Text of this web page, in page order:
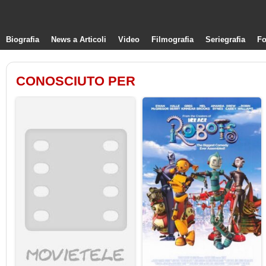
Biografia News a Articoli Video Filmografia Seriegrafia
CONOSCIUTO PER